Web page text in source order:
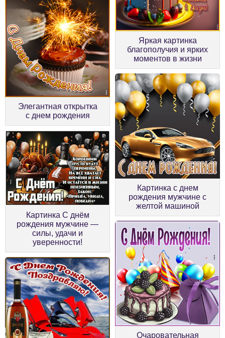
Элегантная открытка
с днем рождения
Яркая картинка
благополучия и ярких
моментов в жизни
Картинка С днём
рождения мужчине —
силы, удачи и
уверенности!
Картинка с днем
рождения мужчине с
желтой машиной
Очаровательная